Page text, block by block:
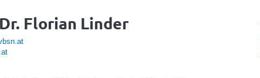
Florian Linder